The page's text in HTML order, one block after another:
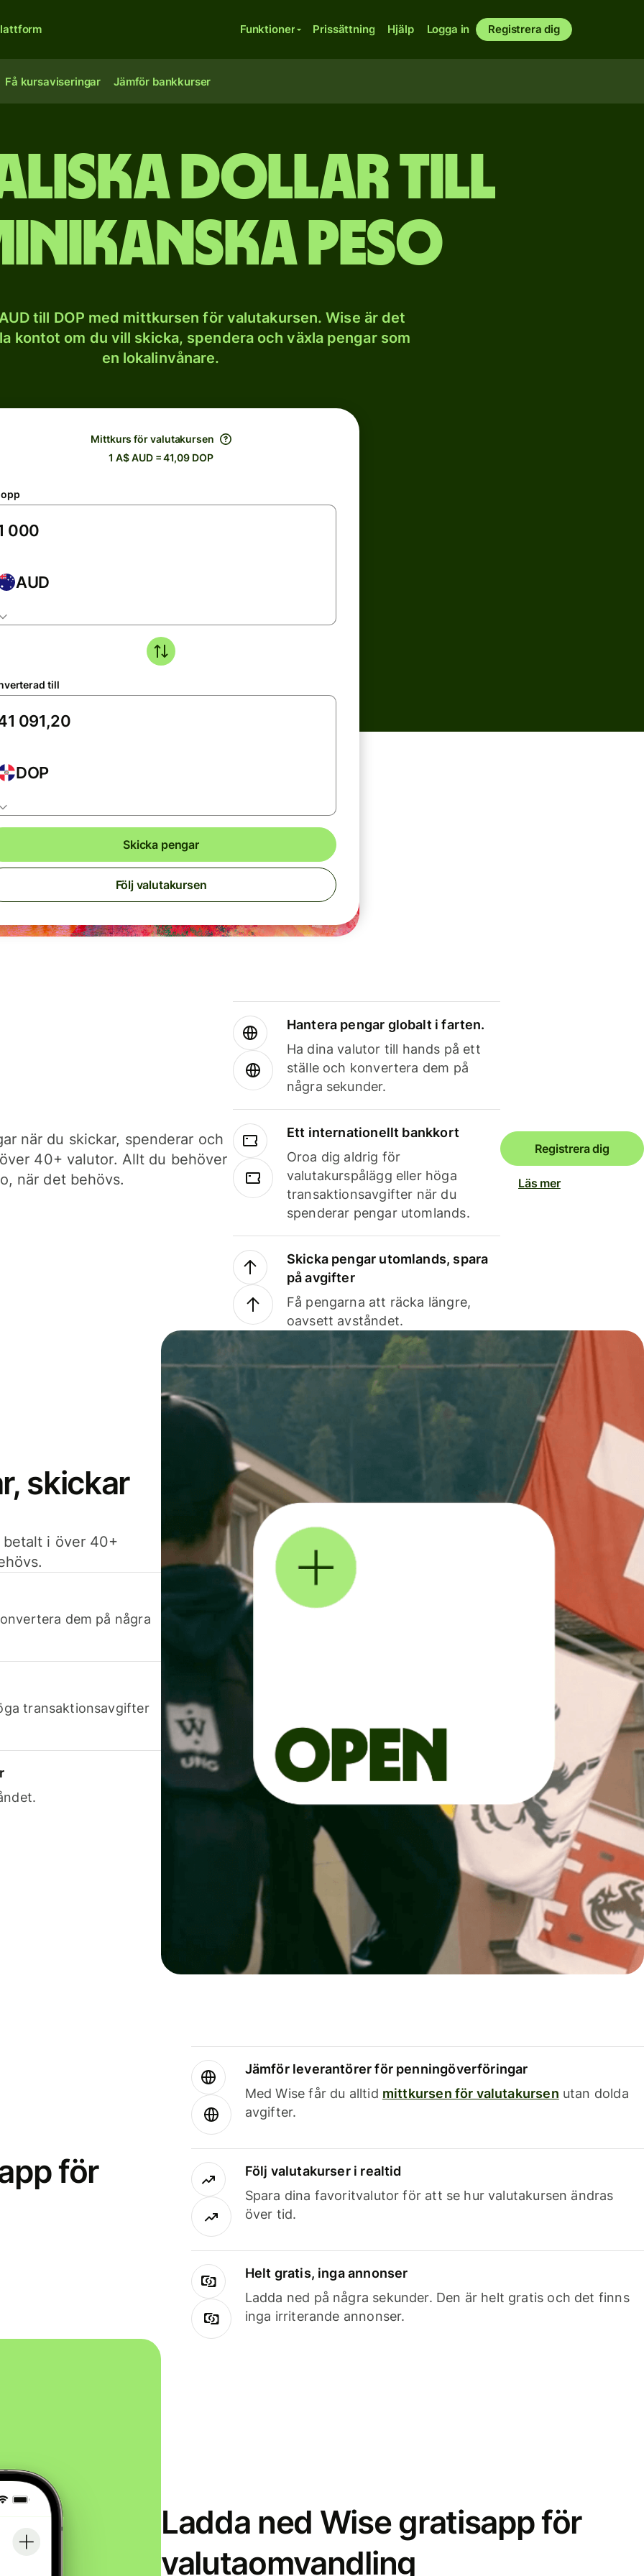
Funktioner Prissättning Hjälp Logga in Registrera dig
Få kursaviseringar Jämför bankkurser
dollar till
peso
till DOP med mittkursen för valutakursen. Wise är det
kontot om du vill skicka, spendera och växla pengar som
en lokalinvånare.
Mittkurs för valutakursen
1 A$ AUD = 41,09 DOP
AUD
till
DOP
Skicka pengar
Följ valutakursen
när du skickar, spenderar och
40+ valutor. Allt du behöver
när det behövs.
Hantera pengar globalt i farten.
Ha dina valutor till hands på ett
ställe och konvertera dem på
några sekunder.
Ett internationellt bankkort
Oroa dig aldrig för
valutakurspålägg eller höga
transaktionsavgifter när du
spenderar pengar utomlands.
Skicka pengar utomlands, spara
på avgifter
Få pengarna att räcka längre,
oavsett avståndet.
Registrera dig
Läs mer
skickar
betalt i över 40+
dem på några
transaktionsavgifter
för
Jämför leverantörer för penningöverföringar
Med Wise får du alltid mittkursen för valutakursen utan dolda
avgifter.
Följ valutakurser i realtid
Spara dina favoritvalutor för att se hur valutakursen ändras
över tid.
Helt gratis, inga annonser
Ladda ned på några sekunder. Den är helt gratis och det finns
inga irriterande annonser.
Ladda ned Wise gratisapp för
valutaomvandling